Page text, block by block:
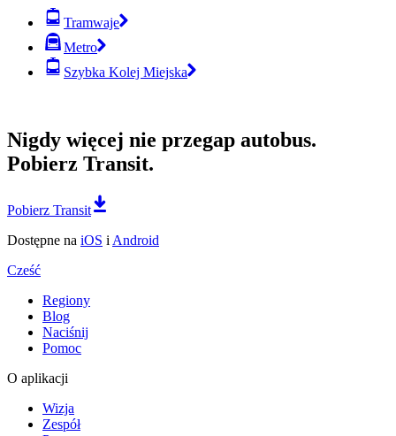
Tramwaje
Metro
Szybka Kolej Miejska
Nigdy więcej nie przegap autobus.
Pobierz Transit.
Pobierz Transit
Dostępne na iOS i Android
Cześć
Regiony
Blog
Naciśnij
Pomoc
O aplikacji
Wizja
Zespół